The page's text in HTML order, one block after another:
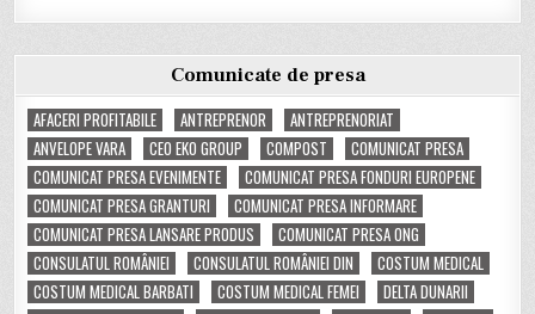
Comunicate de presa
AFACERI PROFITABILE
ANTREPRENOR
ANTREPRENORIAT
ANVELOPE VARA
CEO EKO GROUP COMPOST
COMUNICAT PRESA
COMUNICAT PRESA EVENIMENTE
COMUNICAT PRESA FONDURI EUROPENE
COMUNICAT PRESA GRANTURI
COMUNICAT PRESA INFORMARE
COMUNICAT PRESA LANSARE PRODUS
COMUNICAT PRESA ONG
CONSULATUL ROMÂNIEI
CONSULATUL ROMÂNIEI DIN
COSTUM MEDICAL
COSTUM MEDICAL BARBATI
COSTUM MEDICAL FEMEI
DELTA DUNARII